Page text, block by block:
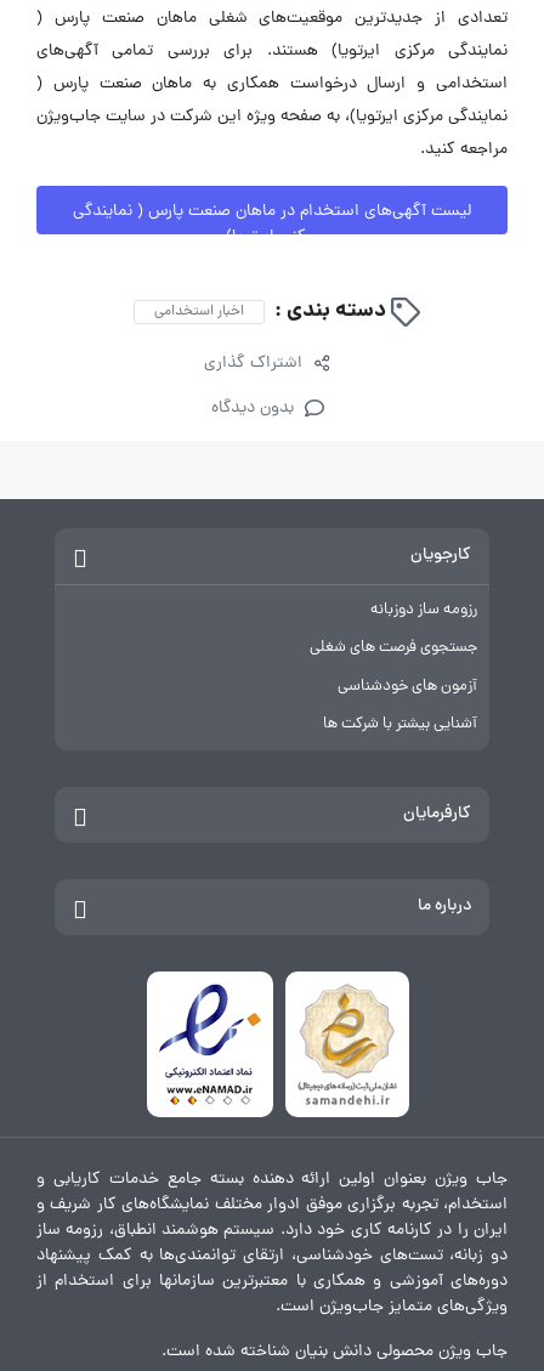
تعدادی از جدیدترین موقعیت‌های شغلی ماهان صنعت پارس (
نمایندگی مرکزی ایرتویا) هستند. برای بررسی تمامی آگهی‌های
استخدامی و ارسال درخواست همکاری به ماهان صنعت پارس (
نمایندگی مرکزی ایرتویا)، به صفحه ویژه این شرکت در سایت جاب‌ویژن
مراجعه کنید.
لیست آگهی‌های استخدام در ماهان صنعت پارس ( نمایندگی
مرکزی ایرتویا)
دسته بندی : اخبار استخدامی
اشتراک گذاری
بدون دیدگاه
کارجویان
رزومه ساز دوزبانه
جستجوی فرصت های شغلی
آزمون های خودشناسی
آشنایی بیشتر با شرکت ها
کارفرمایان
درباره ما
جاب ویژن بعنوان اولین ارائه دهنده بسته جامع خدمات کاریابی و
استخدام، تجربه برگزاری موفق ادوار مختلف نمایشگاه‌های کار شریف و
ایران را در کارنامه کاری خود دارد. سیستم هوشمند انطباق، رزومه ساز
دو زبانه، تست‌های خودشناسی، ارتقای توانمندی‌ها به کمک پیشنهاد
دوره‌های آموزشی و همکاری با معتبرترین سازمانها برای استخدام از
ویژگی‌های متمایز جاب‌ویژن است.
جاب ویژن محصولی دانش بنیان شناخته شده است.